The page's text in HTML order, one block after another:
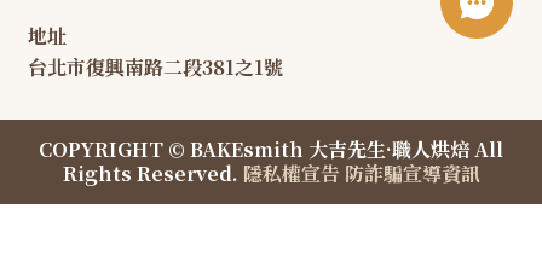
地址
台北市復興南路二段381之1號
COPYRIGHT © BAKEsmith 大吉先生·職人烘焙 All
Rights Reserved. 隱私權宣告 防詐騙宣導資訊